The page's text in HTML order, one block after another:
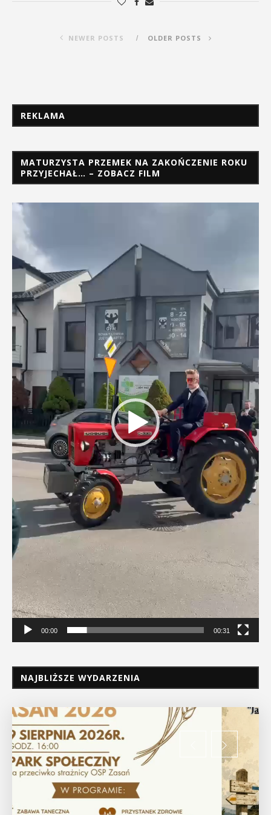
NEWER POSTS OLDER POSTS
REKLAMA
MATURZYSTA PRZEMEK NA ZAKOŃCZENIE ROKU
PRZYJECHAŁ… – ZOBACZ FILM
Odtwarzacz
00:00 00:31
NAJBLIŻSZE WYDARZENIA